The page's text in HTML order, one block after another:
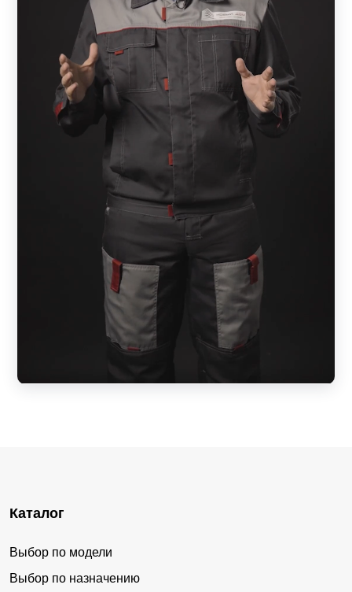
Каталог
Выбор по модели
Выбор по назначению